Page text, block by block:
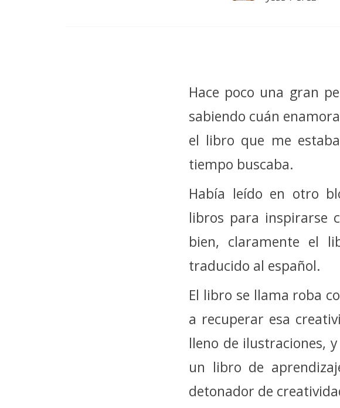
Hace poco una gran
sabiendo cuán
el libro que me
tiempo buscaba.
Había leído en otro
libros para inspirarse
bien, claramente el
traducido al español.
El libro se llama roba
a recuperar esa
lleno de ilustraciones,
un libro de
detonador de